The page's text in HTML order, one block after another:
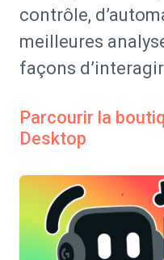
contrôle,
meilleures
façons
Parcourir la
Desktop